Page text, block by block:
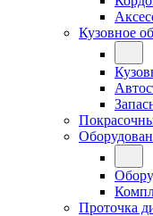
Кузовное
Проточка